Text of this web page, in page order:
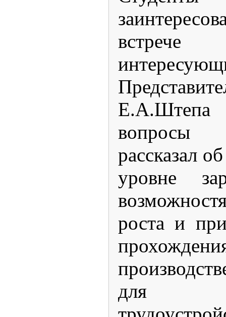
Е.А.Штепа
рассказал
уровне
роста и
для